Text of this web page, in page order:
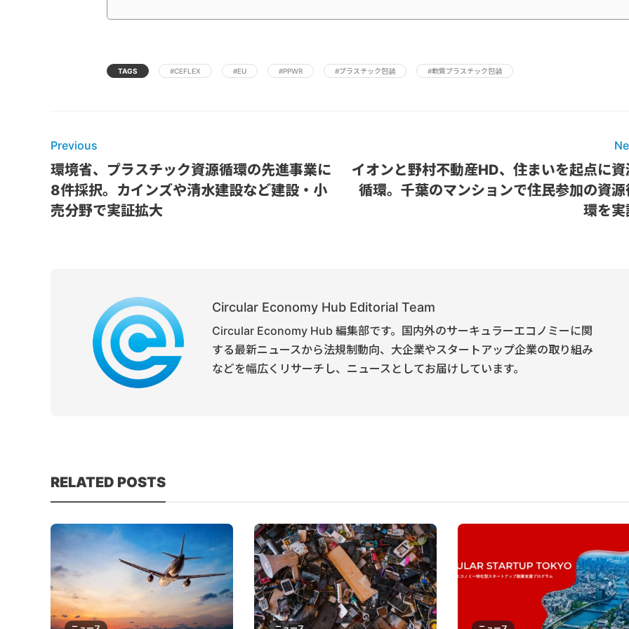
TAGS #CEFLEX #EU #PPWR #プラスチック包装 #軟質プラスチック包装
Previous
環境省、プラスチック資源循環の先進事業に
8件採択。カインズや清水建設など建設・小
売分野で実証拡大
イオンと野村不動産HD、住まいを起点に資
循環。千葉のマンションで住民参加の資源
環を実
Circular Economy Hub Editorial Team
Circular Economy Hub 編集部です。国内外のサーキュラーエコノミーに関
する最新ニュースから法規制動向、大企業やスタートアップ企業の取り組み
などを幅広くリサーチし、ニュースとしてお届けしています。
RELATED POSTS